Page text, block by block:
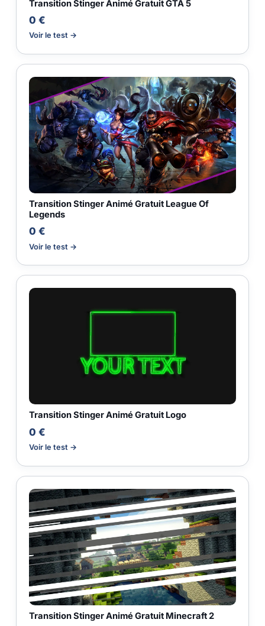
Transition Stinger Animé Gratuit GTA 5
0 €
Voir le test →
Transition Stinger Animé Gratuit League Of
Legends
0 €
Voir le test →
Transition Stinger Animé Gratuit Logo
0 €
Voir le test →
Transition Stinger Animé Gratuit Minecraft 2